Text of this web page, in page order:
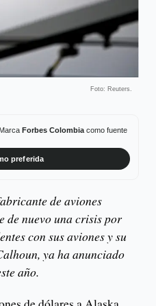
Foto: Reuters.
Forbes Colombiacomo fuente
preferida
de aviones
de nuevo una crisis por
con sus aviones y su
ya ha anunciado
año.